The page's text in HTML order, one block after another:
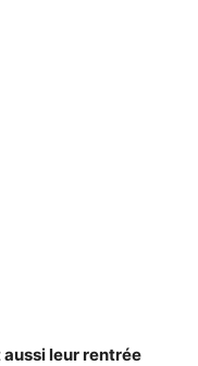
aussi leur rentrée